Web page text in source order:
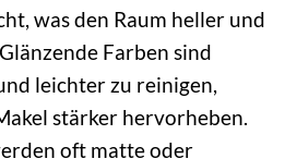
was den Raum heller und
Farben sind
leichter zu reinigen,
stärker hervorheben.
oft matte oder